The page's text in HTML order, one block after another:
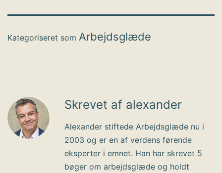
Kategoriseret som Arbejdsglæde
Skrevet af alexander
Alexander stiftede Arbejdsglæde nu i
2003 og er en af verdens førende
eksperter i emnet. Han har skrevet 5
bøger om arbejdsglæde og holdt